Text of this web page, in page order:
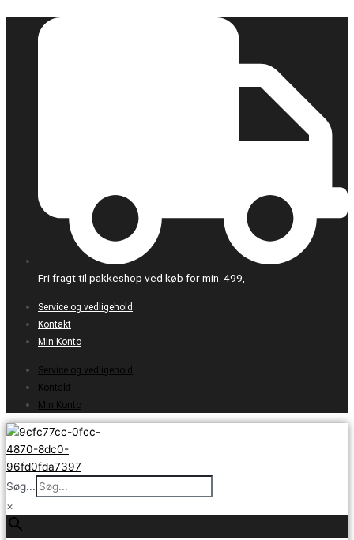
Fri fragt til pakkeshop ved køb for min. 499,-
Service og vedligehold
Kontakt
Min Konto
Service og vedligehold
Kontakt
Min Konto
Søg...
×